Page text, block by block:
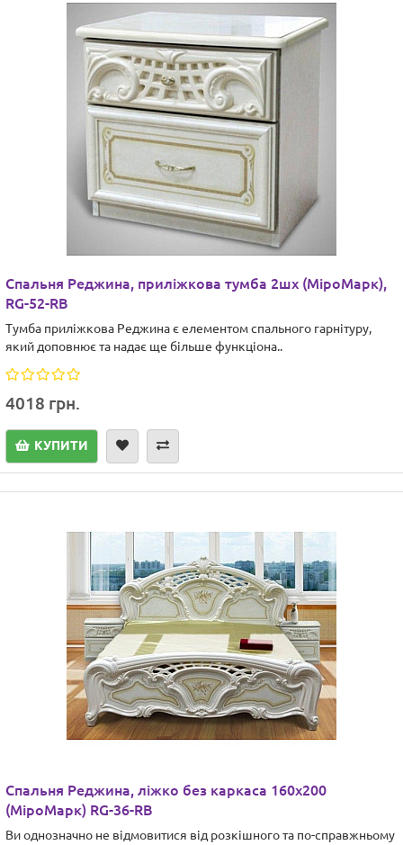
Cпальня Реджина, приліжкова тумба 2шх (МіроМарк),
RG-52-RB
Тумба приліжкова Реджина є елементом спального гарнітуру,
який доповнює та надає ще більше функціона..
4018 грн.
КУПИТИ
Спальня Реджина, ліжко без каркаса 160х200
(МіроМарк) RG-36-RB
Ви однозначно не відмовитися від розкішного та по-справжньому